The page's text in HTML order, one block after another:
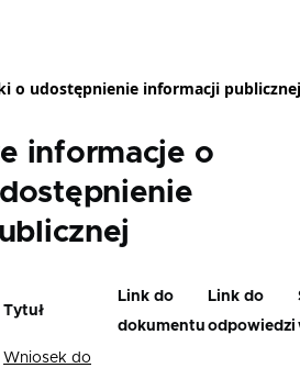
o udostępnienie informacji publicznej
informacje o
Tytuł
Link do
dokumentu
Link do
odpowiedzi
Wniosek do